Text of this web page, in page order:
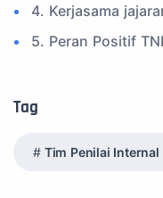
4. Kerjasama
5. Peran Positif
7. Spam Bukan
9. Tni au
Tag
Tim Penilai